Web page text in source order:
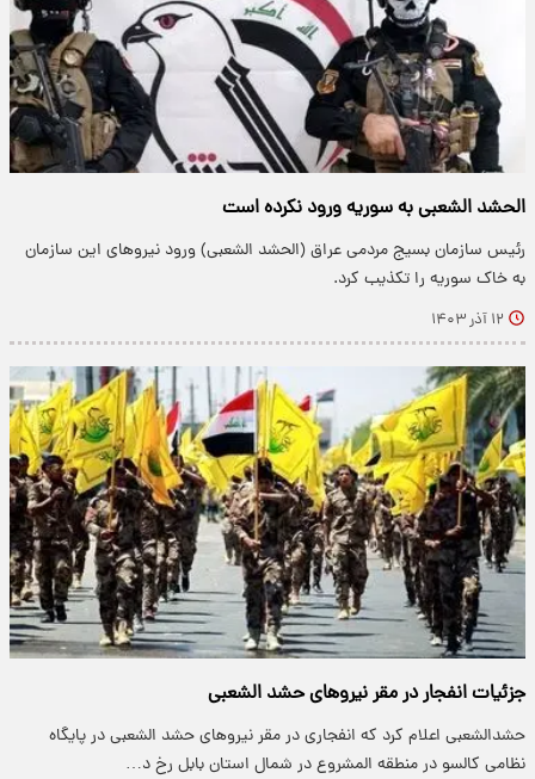
الحشد الشعبی به سوریه ورود نکرده است
رئیس سازمان بسیج مردمی عراق (الحشد الشعبی) ورود نیروهای این سازمان
به خاک سوریه را تکذیب کرد.
۱۲ آذر ۱۴۰۳
جزئیات انفجار در مقر نیروهای حشد الشعبی
حشدالشعبی اعلام کرد که انفجاری در مقر نیروهای حشد الشعبی در پایگاه
نظامی کالسو در منطقه المشروع در شمال استان بابل رخ د…